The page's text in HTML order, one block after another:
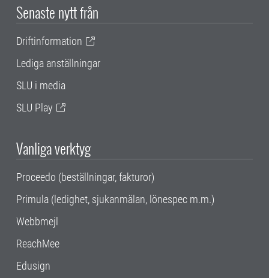
Senaste nytt från
Driftinformation
Lediga anställningar
SLU i media
SLU Play
Vanliga verktyg
Proceedo (beställningar, fakturor)
Primula (ledighet, sjukanmälan, lönespec m.m.)
Webbmejl
ReachMee
Edusign